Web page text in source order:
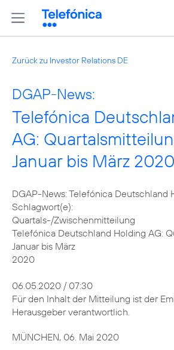
Zurück zu Investor Relations DE
DGAP-News:
Telefónica
AG:
Januar bis März 2020
DGAP-News: Telefónica Deutschland
Schlagwort(e):
Quartals-/Zwischenmitteilung
Telefónica Deutschland Holding AG:
Januar bis März
2020
06.05.2020 / 07:30
Für den Inhalt der Mitteilung ist der
Herausgeber verantwortlich.
MÜNCHEN, 06. Mai 2020